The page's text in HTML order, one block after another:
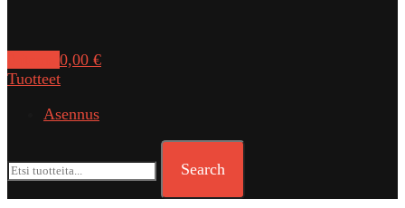
0,00 €
Tuotteet
Asennus
Search